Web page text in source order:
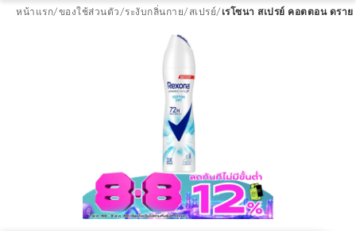
หน้าแรก/ของใช้ส่วนตัว/ระงับกลิ่นกาย/ สเปรย์/ เรโซนา สเปรย์ คอตตอน ดรา